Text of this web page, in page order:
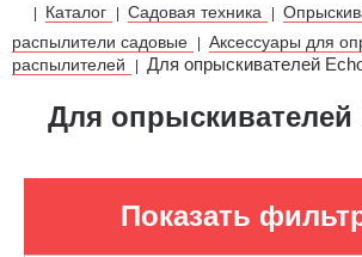
| Каталог | Садовая техника |
распылители садовые
| Аксессуары для
распылителей
| Для опрыскивателей
Для опрыскивателей
Показать